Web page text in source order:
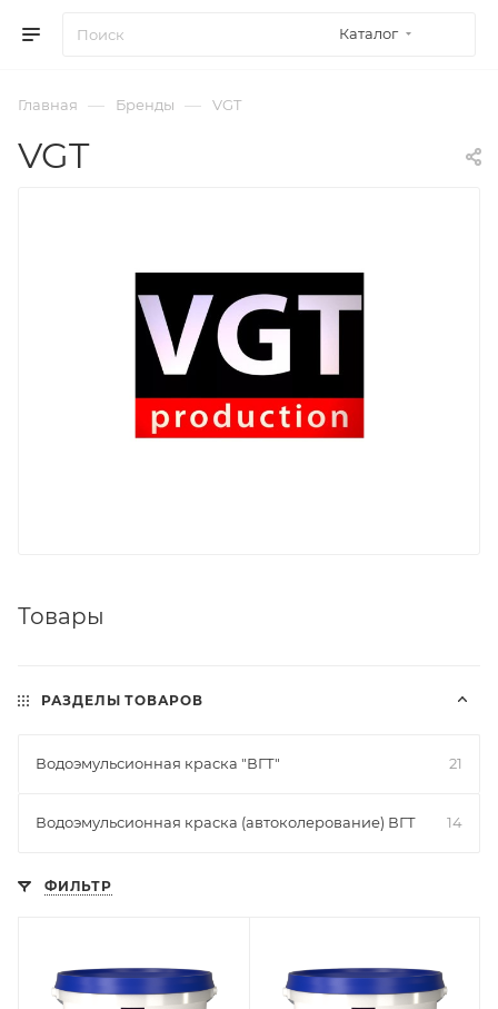
Каталог
Главная — Бренды — VGT
VGT
Товары
РАЗДЕЛЫ ТОВАРОВ
Водоэмульсионная краска "ВГТ" 21
Водоэмульсионная краска (автоколерование) ВГТ 14
ФИЛЬТР